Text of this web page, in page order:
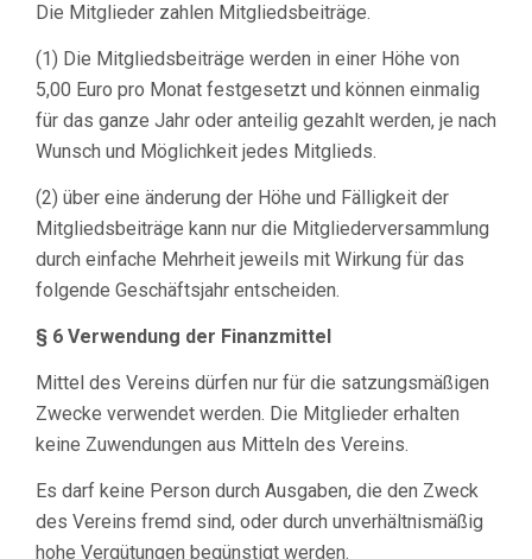
Die Mitglieder zahlen Mitgliedsbeiträge.
(1) Die Mitgliedsbeiträge werden in einer Höhe von
5,00 Euro pro Monat festgesetzt und können einmalig
für das ganze Jahr oder anteilig gezahlt werden, je nach
Wunsch und Möglichkeit jedes Mitglieds.
(2) über eine änderung der Höhe und Fälligkeit der
Mitgliedsbeiträge kann nur die Mitgliederversammlung
durch einfache Mehrheit jeweils mit Wirkung für das
folgende Geschäftsjahr entscheiden.
§ 6 Verwendung der Finanzmittel
Mittel des Vereins dürfen nur für die satzungsmäßigen
Zwecke verwendet werden. Die Mitglieder erhalten
keine Zuwendungen aus Mitteln des Vereins.
Es darf keine Person durch Ausgaben, die den Zweck
des Vereins fremd sind, oder durch unverhältnismäßig
hohe Vergütungen begünstigt werden.